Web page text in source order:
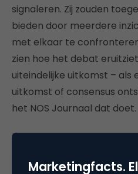
signaleren. Zij zouden
bieden door meerdere
met elkaar te
zien hoe het debat
uiteindelijke uitkomst – als
uitkomst of consensus
het NOS Journaal dat doet.
Het is essentieel dat de
algoritmen transparant
worden gesteld zodat
Marketingfacts.